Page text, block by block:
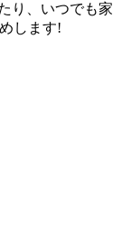
り、いつでも家
します!